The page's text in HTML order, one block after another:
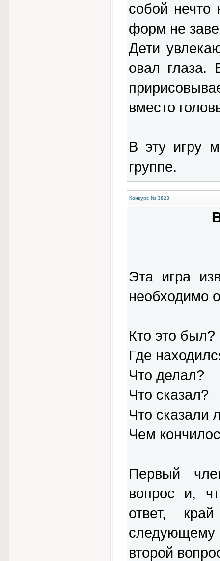
собой нечто
форм не
Дети
овал глаза.
вместо
В эту игру
группе.
Конкурс № 3823
Эта игра
необходимо
Кто это был?
Где
Что делал?
Что сказал?
Что сказали
Чем
Первый
вопрос и,
ответ,
второй